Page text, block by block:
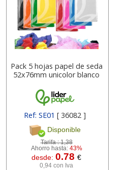
Pack 5 hojas papel de seda
52x76mm unicolor blanco
Ref: SE01[ 36082 ]
Disponible
Tarifa :1,38
Ahorro hasta: 43%
desde:0.78€
0,94 con Iva